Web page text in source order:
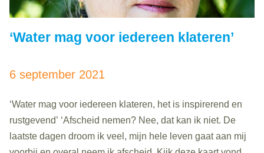
‘Water mag voor iedereen klateren’
6 september 2021
‘Water mag voor iedereen klateren, het is inspirerend en
rustgevend’ ‘Afscheid nemen? Nee, dat kan ik niet. De
laatste dagen droom ik veel, mijn hele leven gaat aan mij